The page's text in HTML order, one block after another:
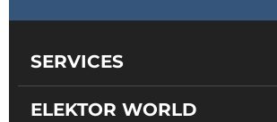
SERVICES
ELEKTOR WORLD